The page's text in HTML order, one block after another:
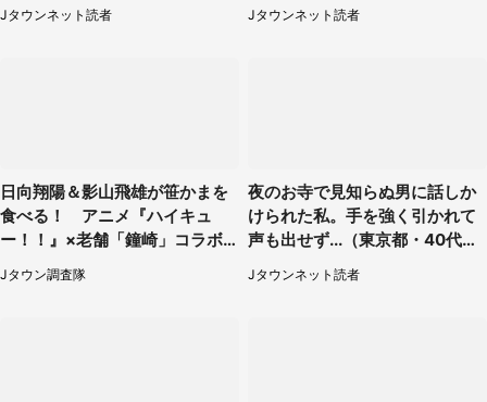
たらスーツの男性が（東京都・
50代女性）
Jタウンネット読者 県・30代女性）
Jタウンネット読者
日向翔陽＆影山飛雄が笹かまを
食べる！ アニメ『ハイキュ
ー！！』×老舗「鐘崎」コラボ
で限定グッズも【8／1～31】
Jタウン調査隊
夜のお寺で見知らぬ男に話しか
けられた私。手を強く引かれて
声も出せず...（東京都・40代女
Jタウンネット読者